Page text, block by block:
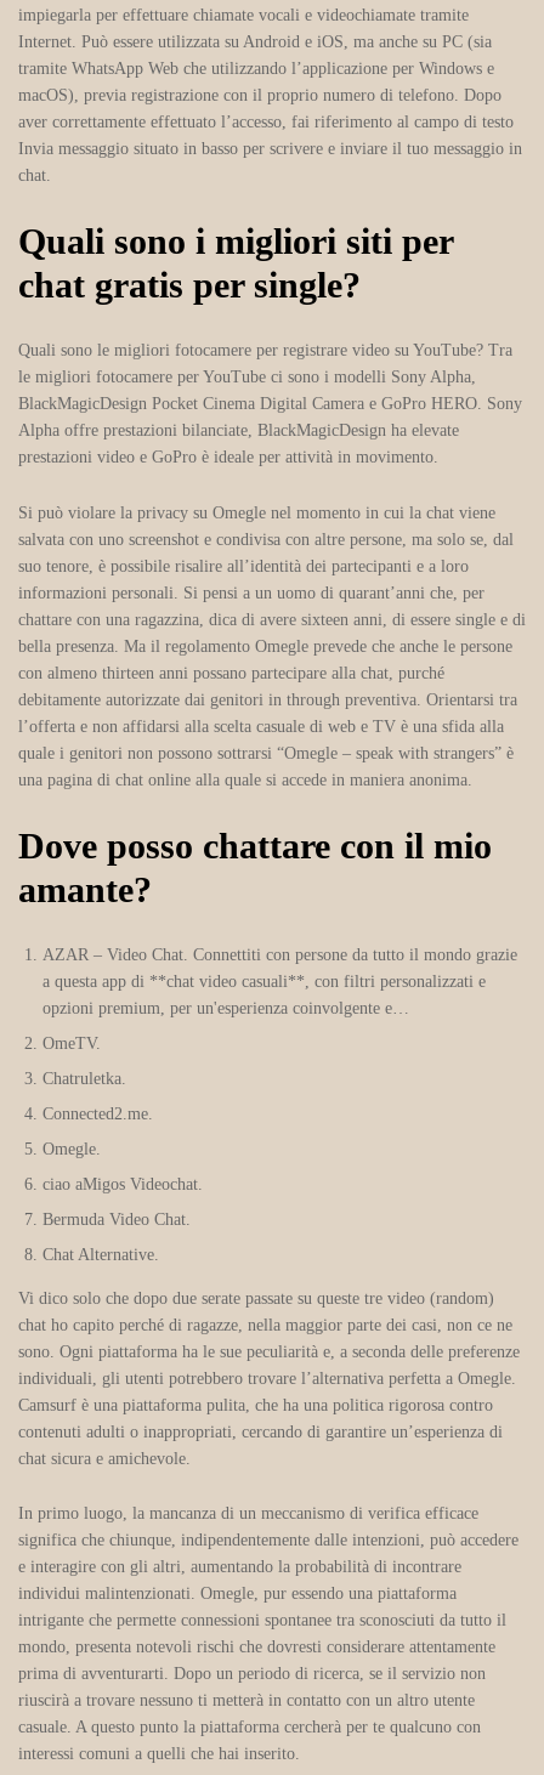
impiegarla per effettuare chiamate vocali e videochiamate tramite
Internet. Può essere utilizzata su Android e iOS, ma anche su PC (sia
tramite WhatsApp Web che utilizzando l’applicazione per Windows e
macOS), previa registrazione con il proprio numero di telefono. Dopo
aver correttamente effettuato l’accesso, fai riferimento al campo di testo
Invia messaggio situato in basso per scrivere e inviare il tuo messaggio in
chat.
Quali sono i migliori siti per
chat gratis per single?
Quali sono le migliori fotocamere per registrare video su YouTube? Tra
le migliori fotocamere per YouTube ci sono i modelli Sony Alpha,
BlackMagicDesign Pocket Cinema Digital Camera e GoPro HERO. Sony
Alpha offre prestazioni bilanciate, BlackMagicDesign ha elevate
prestazioni video e GoPro è ideale per attività in movimento.
Si può violare la privacy su Omegle nel momento in cui la chat viene
salvata con uno screenshot e condivisa con altre persone, ma solo se, dal
suo tenore, è possibile risalire all’identità dei partecipanti e a loro
informazioni personali. Si pensi a un uomo di quarant’anni che, per
chattare con una ragazzina, dica di avere sixteen anni, di essere single e di
bella presenza. Ma il regolamento Omegle prevede che anche le persone
con almeno thirteen anni possano partecipare alla chat, purché
debitamente autorizzate dai genitori in through preventiva. Orientarsi tra
l’offerta e non affidarsi alla scelta casuale di web e TV è una sfida alla
quale i genitori non possono sottrarsi “Omegle – speak with strangers” è
una pagina di chat online alla quale si accede in maniera anonima.
Dove posso chattare con il mio
amante?
AZAR – Video Chat. Connettiti con persone da tutto il mondo grazie
a questa app di **chat video casuali**, con filtri personalizzati e
opzioni premium, per un'esperienza coinvolgente e…
OmeTV.
Chatruletka.
Connected2.me.
Omegle.
ciao aMigos Videochat.
Bermuda Video Chat.
Chat Alternative.
Vi dico solo che dopo due serate passate su queste tre video (random)
chat ho capito perché di ragazze, nella maggior parte dei casi, non ce ne
sono. Ogni piattaforma ha le sue peculiarità e, a seconda delle preferenze
individuali, gli utenti potrebbero trovare l’alternativa perfetta a Omegle.
Camsurf è una piattaforma pulita, che ha una politica rigorosa contro
contenuti adulti o inappropriati, cercando di garantire un’esperienza di
chat sicura e amichevole.
In primo luogo, la mancanza di un meccanismo di verifica efficace
significa che chiunque, indipendentemente dalle intenzioni, può accedere
e interagire con gli altri, aumentando la probabilità di incontrare
individui malintenzionati. Omegle, pur essendo una piattaforma
intrigante che permette connessioni spontanee tra sconosciuti da tutto il
mondo, presenta notevoli rischi che dovresti considerare attentamente
prima di avventurarti. Dopo un periodo di ricerca, se il servizio non
riuscirà a trovare nessuno ti metterà in contatto con un altro utente
casuale. A questo punto la piattaforma cercherà per te qualcuno con
interessi comuni a quelli che hai inserito.